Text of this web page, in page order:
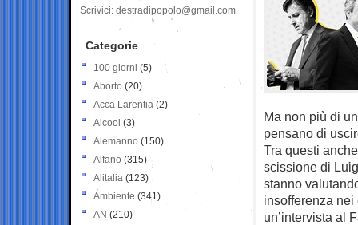
Ma non più di
pensano di
Tra questi
scissione di
stanno
insofferenza
un’intervista al
Scrivici: destradipopolo@gmail.com
Categorie
100 giorni (5)
Aborto (20)
Acca Larentia (2)
Alcool (3)
Alemanno (150)
Alfano (315)
Alitalia (123)
Ambiente (341)
AN (210)